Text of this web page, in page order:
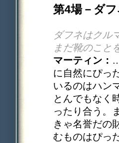
第4場－ダ
ダフネはクル
まだ靴のこと
マーティン：
に自然にぴっ
いるのはハン
とんでもなく
ったり合う。
きゃ名誉だの
むものはぴっ